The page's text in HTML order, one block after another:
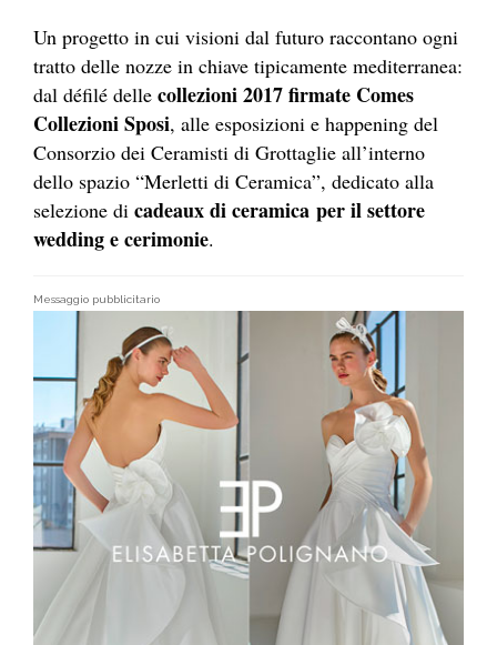
Un progetto in cui visioni dal futuro raccontano ogni
tratto delle nozze in chiave tipicamente mediterranea:
dal défilé delle collezioni 2017 firmate Comes
Collezioni Sposi, alle esposizioni e happening del
Consorzio dei Ceramisti di Grottaglie all’interno
dello spazio “Merletti di Ceramica”, dedicato alla
selezione di cadeaux di ceramica per il settore
wedding e cerimonie.
Messaggio pubblicitario